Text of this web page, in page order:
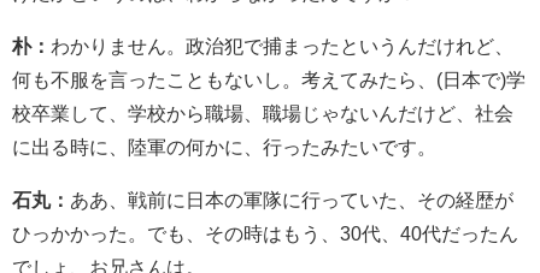
朴： わかりません。政治犯で捕まったというんだけれど、
何も不服を言ったこともないし。考えてみたら、(日本で)学
校卒業して、学校から職場、職場じゃないんだけど、社会
に出る時に、陸軍の何かに、行ったみたいです。
石丸： ああ、戦前に日本の軍隊に行っていた、その経歴が
ひっかかった。でも、その時はもう、30代、40代だったん
でしょ、お兄さんは。